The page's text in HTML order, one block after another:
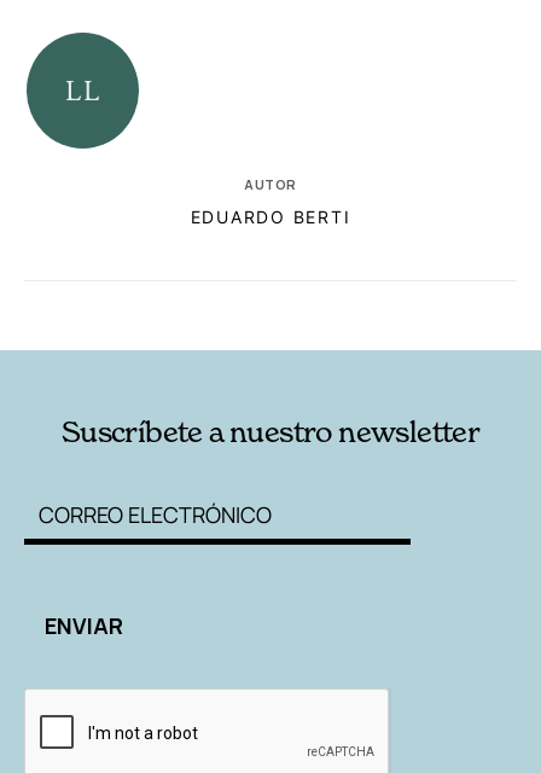
AUTOR
EDUARDO BERTI
Suscríbete a nuestro newsletter